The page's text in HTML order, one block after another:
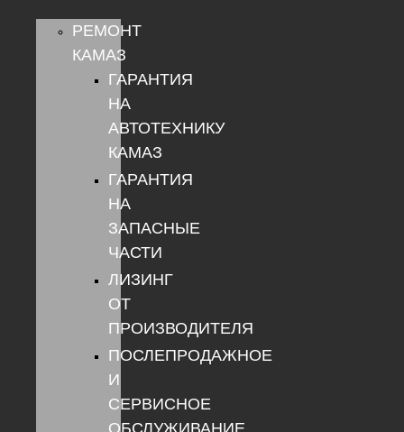
РЕМОНТ
КАМАЗ
ГАРАНТИЯ
НА
АВТОТЕХНИКУ
КАМАЗ
ГАРАНТИЯ
НА
ЗАПАСНЫЕ
ЧАСТИ
ЛИЗИНГ
ОТ
ПРОИЗВОДИТЕЛЯ
ПОСЛЕПРОДАЖНОЕ
И
СЕРВИСНОЕ